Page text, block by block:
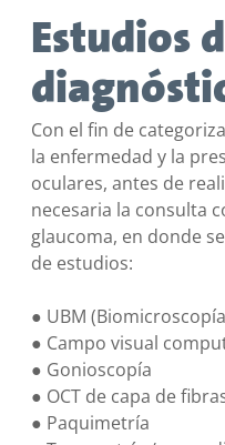
Estudios
Con el fin de
la enfermedad y la
oculares, antes de
necesaria la consulta
glaucoma, en donde
de estudios:
● UBM
● Campo visual
● Gonioscopía
● OCT de capa de
● Paquimetría